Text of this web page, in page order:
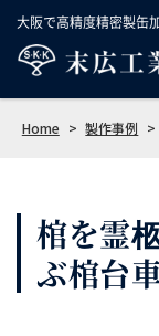
大阪で高精度精密製缶
Home > 製作事例 >
棺を霊
ぶ棺台